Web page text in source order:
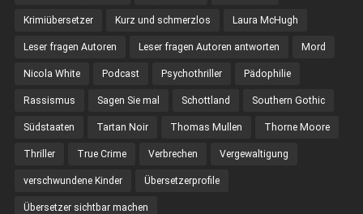
Krimiübersetzer Kurz und schmerzlos Laura McHugh
Leser fragen Autoren Leser fragen Autoren antworten Mord
Nicola White Podcast Psychothriller Pädophilie
Rassismus Sagen Sie mal Schottland Southern Gothic
Südstaaten Tartan Noir Thomas Mullen Thorne Moore
Thriller True Crime Verbrechen Vergewaltigung
verschwundene Kinder Übersetzerprofile
Übersetzer sichtbar machen